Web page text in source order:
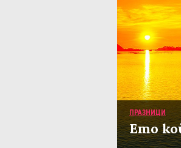
ПРАЗНИЦИ
Ето